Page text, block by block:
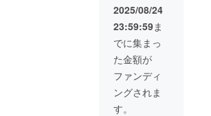
金との
交換や
お釣り
の受け
取りに
は使用
できま
せん。
【ひと
がんば
る「ゲ
ストハ
ウス黒
島様」
を応援
したい
という
気持ち
Dいずれ
もリ
ターン
の内容
は同じ
です。
して掲
載させ
ていた
だきま
す。 ・
お礼の
メッ
セージ
・絵本1
2025/08/24
23:59:59ま
でに集まっ
た金額が
ファンディ
ングされま
す。